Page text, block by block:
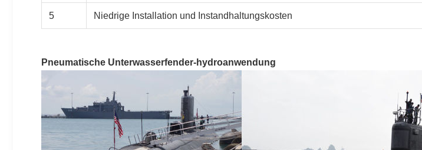
5 Niedrige Installation und Instandhaltungskosten
Pneumatische Unterwasserfender-hydroanwendung